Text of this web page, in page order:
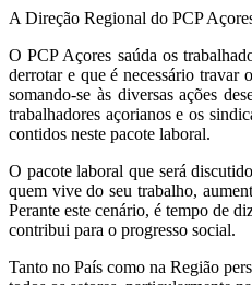
A Direção Regional do PCP
O PCP Açores saúda os
derrotar e que é necessário
somando-se às diversas ações
trabalhadores açorianos e os
contidos neste pacote laboral.
O pacote laboral que será
quem vive do seu trabalho,
Perante este cenário, é tempo de
contribui para o progresso social.
Tanto no País como na Região